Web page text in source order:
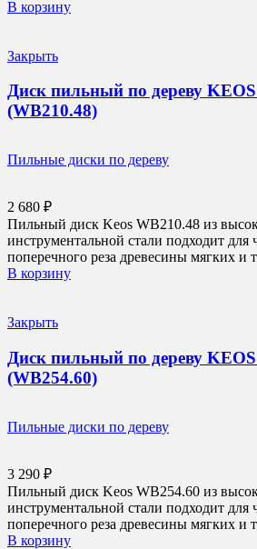
В корзину
Закрыть
Диск пильный по дереву
(WB210.48)
Пильные диски по дереву
2 680 ₽
Пильный диск Keos WB210.48 из
инструментальной стали подходит для
поперечного реза древесины мягких и
В корзину
Закрыть
Диск пильный по дереву
(WB254.60)
Пильные диски по дереву
3 290 ₽
Пильный диск Keos WB254.60 из
инструментальной стали подходит для
поперечного реза древесины мягких и
В корзину